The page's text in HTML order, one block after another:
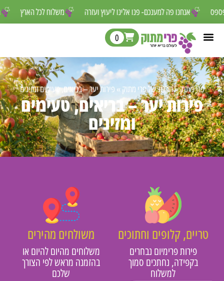
משלוח לכל הארץ אנחנו פה למענכם- פנו אלינו ליעוץ ועזרה
0
פרי מתוק»הבלוג של פרי מתוק»פירות יער – בריאים, טעימים ומזינים
פירות יער – בריאים, טעימים
ומזינים
טריים, קלופים וחתוכים
פירות פרימיום נבחרים
בקפידה, נחתכים סמוך
למשלוח
משולחים מהירים
משלוחים מהיום להיום או
בהזמנה מראש לפי הצורך
שלכם